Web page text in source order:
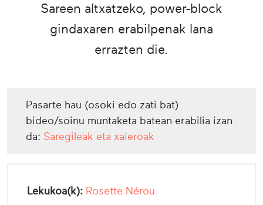
Sareen altxatzeko, power-block
gindaxaren erabilpenak lana
errazten die.
Pasarte hau (osoki edo zati bat)
bideo/soinu muntaketa batean erabilia izan
da: Saregileak eta xaieroak
Lekukoa(k): Rosette Nérou